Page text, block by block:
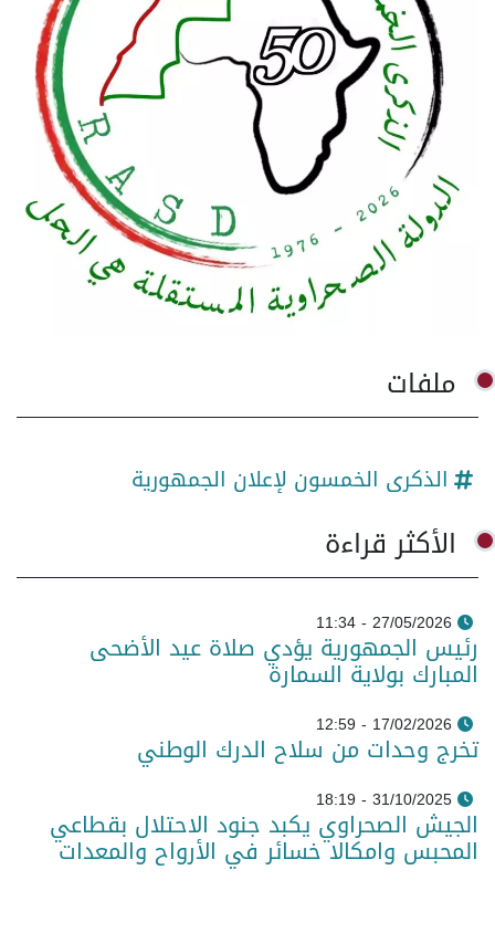
ملفات
الذكرى الخمسون لإعلان الجمهورية
الأكثر قراءة
27/05/2026 - 11:34
رئيس الجمهورية يؤدي صلاة عيد الأضحى
المبارك بولاية السمارة
17/02/2026 - 12:59
تخرج وحدات من سلاح الدرك الوطني
31/10/2025 - 18:19
الجيش الصحراوي يكبد جنود الاحتلال بقطاعي
المحبس وامكالا خسائر في الأرواح والمعدات